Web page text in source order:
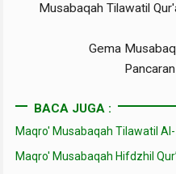
Musabaqah Tilawatil
Gema
BACA JUGA :
Maqro' Musabaqah Tilawatil Al-
Maqro' Musabaqah Hifdzhil